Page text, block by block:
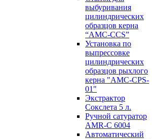
выбуривания
цилиндрических
образцов керна
“AMC-CCS”
Установка по
выпресcовке
цилиндрических
образцов рыхлого
керна "AMC-CPS-
01"
Экстрактор
Сокслета 5 л.
Ручной сатуратор
AMR-C 6004
Автоматический